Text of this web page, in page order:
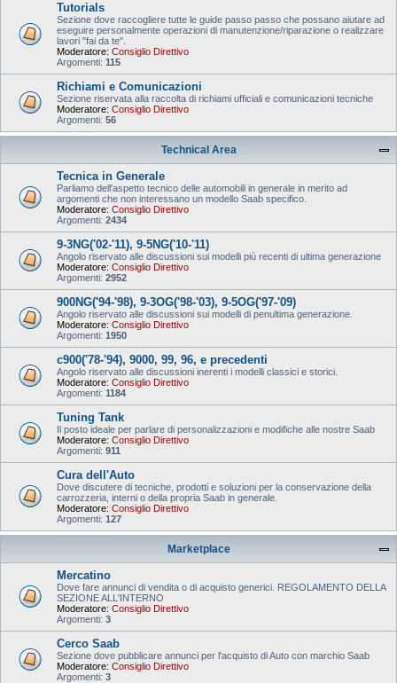
Tutorials
Sezione dove raccogliere tutte le guide passo passo che possano aiutare ad
eseguire personalmente operazioni di manutenzione/riparazione o realizzare
lavori "fai da te".
Moderatore: Consiglio Direttivo
Argomenti: 115
Richiami e Comunicazioni
Sezione riservata alla raccolta di richiami ufficiali e comunicazioni tecniche
Moderatore: Consiglio Direttivo
Argomenti: 56
Technical Area
Tecnica in Generale
Parliamo dell'aspetto tecnico delle automobili in generale in merito ad
argomenti che non interessano un modello Saab specifico.
Moderatore: Consiglio Direttivo
Argomenti: 2434
9-3NG('02-'11), 9-5NG('10-'11)
Angolo riservato alle discussioni sui modelli più recenti di ultima generazione
Moderatore: Consiglio Direttivo
Argomenti: 2952
900NG('94-'98), 9-3OG('98-'03), 9-5OG('97-'09)
Angolo riservato alle discussioni sui modelli di penultima generazione.
Moderatore: Consiglio Direttivo
Argomenti: 1950
c900('78-'94), 9000, 99, 96, e precedenti
Angolo riservato alle discussioni inerenti i modelli classici e storici.
Moderatore: Consiglio Direttivo
Argomenti: 1184
Tuning Tank
Il posto ideale per parlare di personalizzazioni e modifiche alle nostre Saab
Moderatore: Consiglio Direttivo
Argomenti: 911
Cura dell'Auto
Dove discutere di tecniche, prodotti e soluzioni per la conservazione della
carrozzeria, interni o della propria Saab in generale.
Moderatore: Consiglio Direttivo
Argomenti: 127
Marketplace
Mercatino
Dove fare annunci di vendita o di acquisto generici. REGOLAMENTO DELLA
SEZIONE ALL'INTERNO
Moderatore: Consiglio Direttivo
Argomenti: 3
Cerco Saab
Sezione dove pubblicare annunci per l'acquisto di Auto con marchio Saab
Moderatore: Consiglio Direttivo
Argomenti: 3